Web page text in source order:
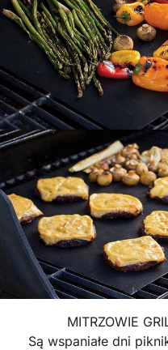
MITRZOWIE
Są wspaniałe dni